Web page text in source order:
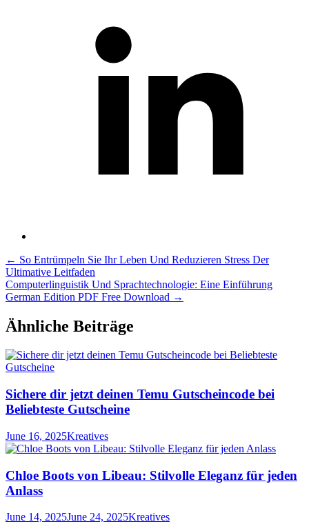
Post
navigation
← So Entrümpeln Sie Ihr Leben Und Reduzieren Stress Der
Ultimative Leitfaden
Computerlinguistik Und Sprachtechnologie: Eine Einführung
German Edition PDF Free Download →
Ähnliche Beiträge
Sichere dir jetzt deinen Temu Gutscheincode bei
Beliebteste Gutscheine
June 16, 2025Kreatives
Chloe Boots von Libeau: Stilvolle Eleganz für jeden
Anlass
June 14, 2025June 24, 2025Kreatives